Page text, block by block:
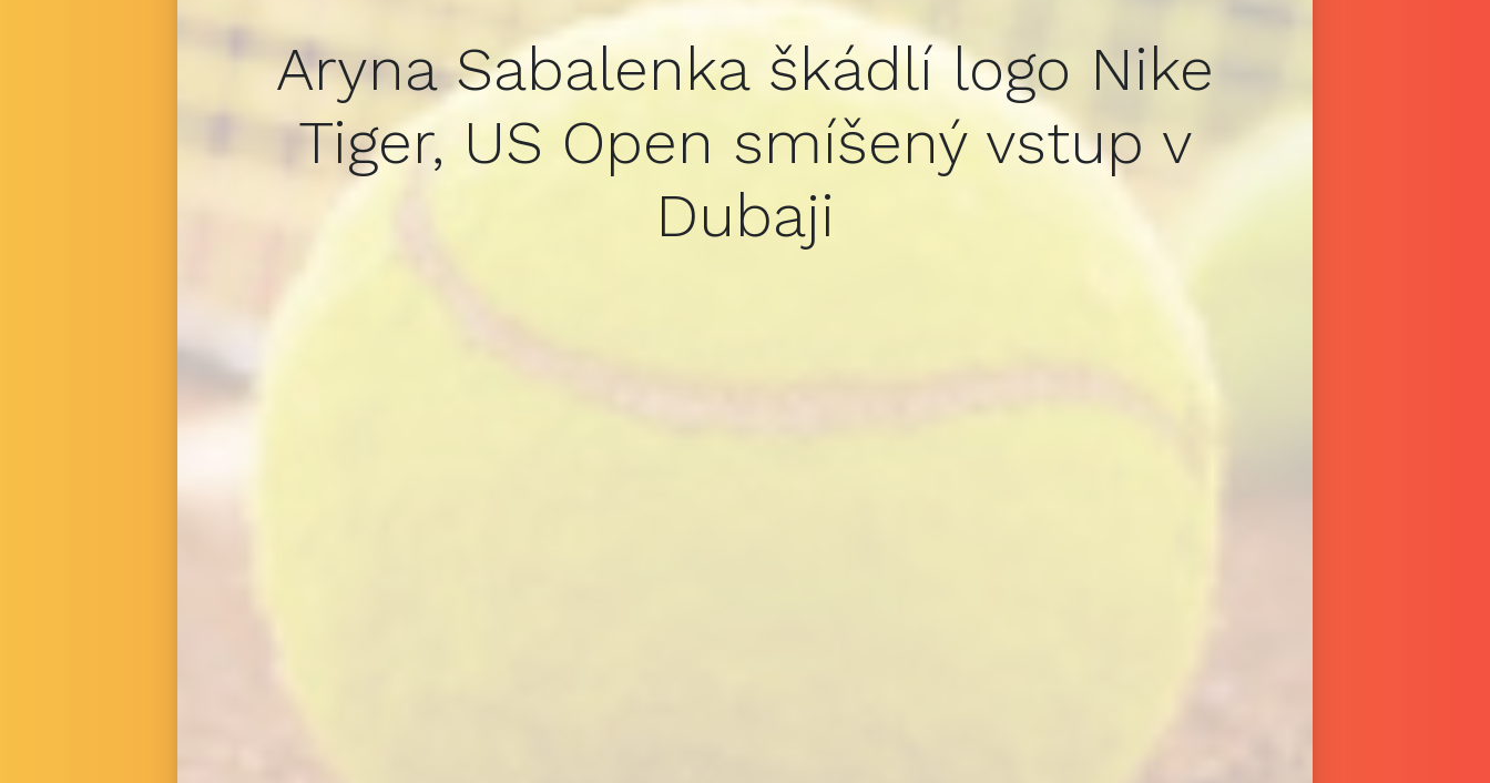
Aryna Sabalenka škádlí logo Nike
Tiger, US Open smíšený vstup v
Dubaji